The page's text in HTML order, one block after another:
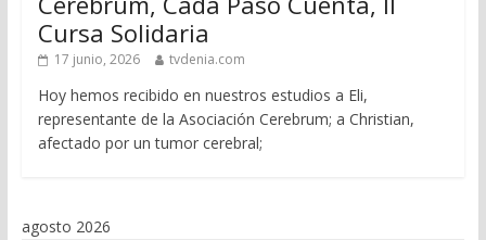
Cursa Solidaria
17 junio, 2026 tvdenia.com
Hoy hemos recibido en nuestros estudios a Eli,
representante de la Asociación Cerebrum; a Christian,
afectado por un tumor cerebral;
agosto 2026